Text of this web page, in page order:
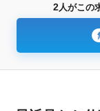
2人がこの